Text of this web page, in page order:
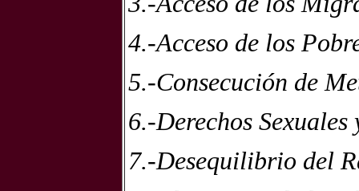
4.-Acceso de los
5.-Consecución de
6.-Derechos
7.-Desequilibrio del